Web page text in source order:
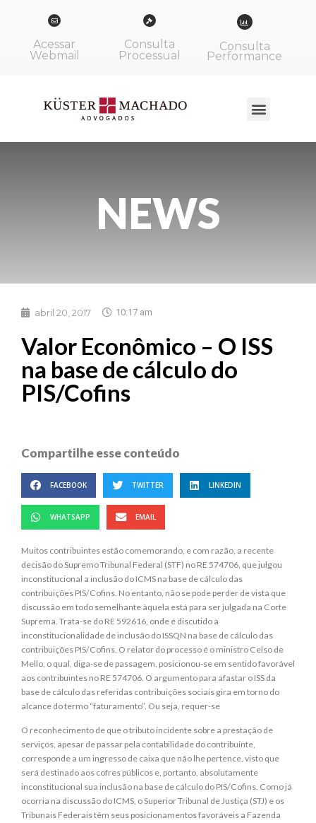
Acessar
Webmail
Consulta
Processual
Consulta
Performance
NEWS
abril 20, 2017 10:17 am
Valor Econômico – O ISS
na base de cálculo do
PIS/Cofins
Compartilhe esse conteúdo
FACEBOOK TWITTER LINKEDIN
WHATSAPP EMAIL
Muitos contribuintes estão comemorando, e com razão, a recente
decisão do Supremo Tribunal Federal (STF) no RE 574706, que julgou
inconstitucional a inclusão do ICMS na base de cálculo das
contribuições PIS/Cofins. No entanto, não se pode perder de vista que
discussão em todo semelhante àquela está para ser julgada na Corte
Suprema. Trata-se do RE 592616, onde é discutido a
inconstitucionalidade de inclusão do ISSQN na base de cálculo das
contribuições PIS/Cofins. O relator do processo é o ministro Celso de
Mello, o qual, diga-se de passagem, posicionou-se em sentido favorável
aos contribuintes no RE 574706. O argumento para afastar o ISS da
base de cálculo das referidas contribuições sociais gira em torno do
alcance do termo “faturamento”. Ou seja, requer-se
O reconhecimento de que o tributo incidente sobre a prestação de
serviços, apesar de passar pela contabilidade do contribuinte,
corresponde a um ingresso de caixa que não lhe pertence, visto que
será destinado aos cofres públicos e, portanto, absolutamente
inconstitucional sua inclusão na base de cálculo do PIS/Cofins. Como já
ocorria na discussão do ICMS, o Superior Tribunal de Justiça (STJ) e os
Tribunais Federais têm seus posicionamentos favoráveis a Fazenda